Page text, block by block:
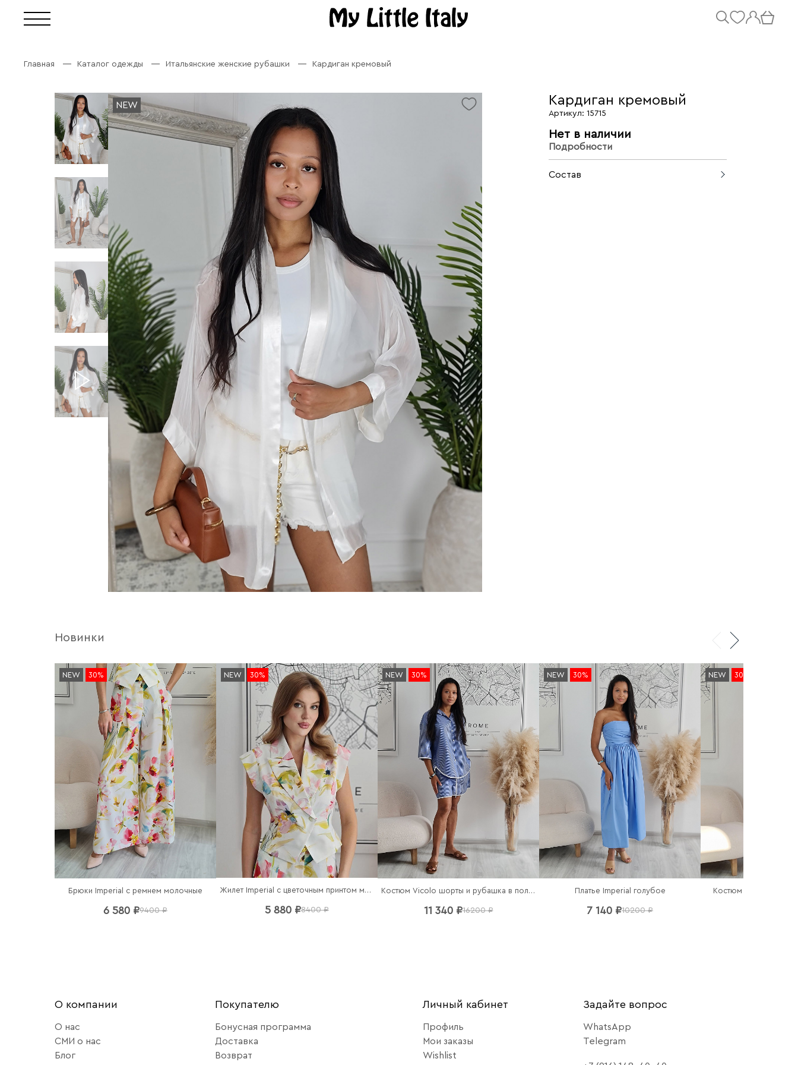
Главная Каталог одежды Итальянские женские рубашки Кардиган кремовый
NEW Кардиган кремовый
Артикул: 15715
Нет в наличии
Подробности
Состав
Новинки
NEW 30%
Брюки Imperial c ремнем молочные
6 580 ₽9400 ₽
NEW 30%
Жилет Imperial с цветочным принтом молочный
5 880 ₽8400 ₽
NEW 30%
Костюм Vicolo шорты и рубашка в полоску
11 340 ₽16200 ₽
NEW 30%
Платье Imperial голубое
7 140 ₽10200 ₽
NEW 30%
Костюм Imperial топ и
О компании
О нас
СМИ о нас
Блог
Покупателю
Бонусная программа
Доставка
Возврат
Личный кабинет
Профиль
Мои заказы
Wishlist
Задайте вопрос
WhatsApp
Telegram